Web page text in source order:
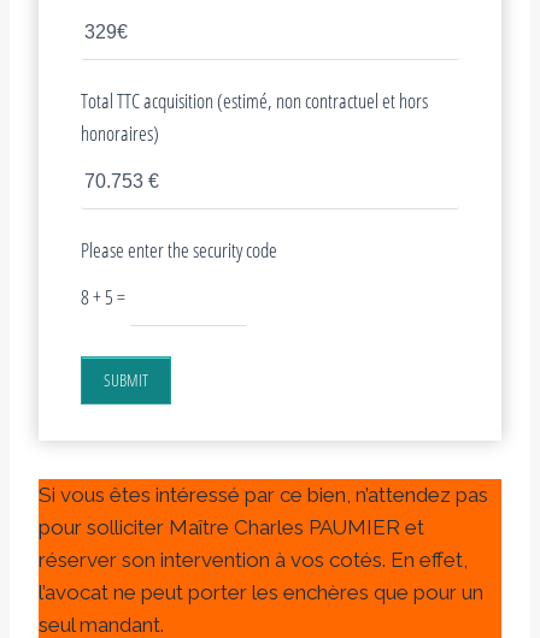
Total TTC acquisition (estimé, non contractuel et hors
honoraires)
Please enter the security code
8 + 5 =
SUBMIT
Si vous êtes intéressé par ce bien, n’attendez pas
pour solliciter Maître Charles PAUMIER et
réserver son intervention à vos cotés. En effet,
l’avocat ne peut porter les enchères que pour un
seul mandant.